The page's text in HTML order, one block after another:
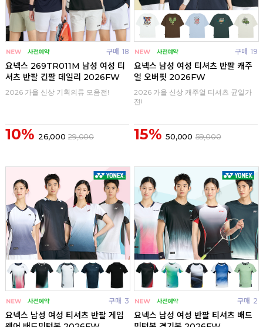
구매 18
요넥스 269TR011M 남성 여성 티
셔츠 반팔 긴팔 데일리 2026FW
2026 가을 신상 기획의류 모음전!
10% 26,000 29,000
구매 19
요넥스 남성 여성 티셔츠 반팔 캐주
얼 오버핏 2026FW
2026 가을 신상 캐주얼 티셔츠 균일가
전!
15% 50,000 59,000
구매 3
요넥스 남성 여성 티셔츠 반팔 게임
구매 2
요넥스 남성 여성 반팔 티셔츠 배드